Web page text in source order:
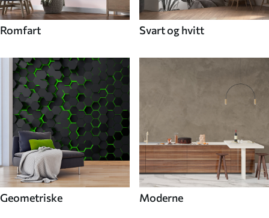
Romfart Svart og hvitt
Geometriske Moderne